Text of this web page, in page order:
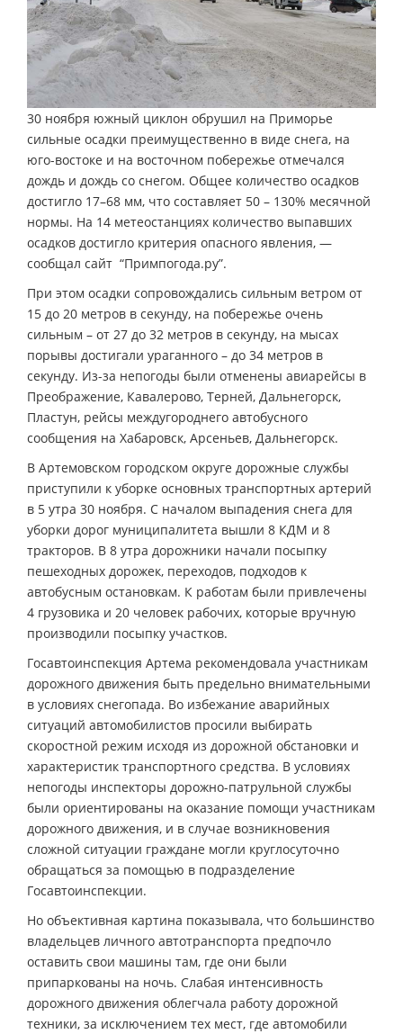
30 ноября южный циклон обрушил на Приморье
сильные осадки преимущественно в виде снега, на
юго-востоке и на восточном побережье отмечался
дождь и дождь со снегом. Общее количество осадков
достигло 17–68 мм, что составляет 50 – 130% месячной
нормы. На 14 метеостанциях количество выпавших
осадков достигло критерия опасного явления, —
сообщал сайт “Примпогода.ру”.
При этом осадки сопровождались сильным ветром от
15 до 20 метров в секунду, на побережье очень
сильным – от 27 до 32 метров в секунду, на мысах
порывы достигали ураганного – до 34 метров в
секунду. Из-за непогоды были отменены авиарейсы в
Преображение, Кавалерово, Терней, Дальнегорск,
Пластун, рейсы междугороднего автобусного
сообщения на Хабаровск, Арсеньев, Дальнегорск.
В Артемовском городском округе дорожные службы
приступили к уборке основных транспортных артерий
в 5 утра 30 ноября. С началом выпадения снега для
уборки дорог муниципалитета вышли 8 КДМ и 8
тракторов. В 8 утра дорожники начали посыпку
пешеходных дорожек, переходов, подходов к
автобусным остановкам. К работам были привлечены
4 грузовика и 20 человек рабочих, которые вручную
производили посыпку участков.
Госавтоинспекция Артема рекомендовала участникам
дорожного движения быть предельно внимательными
в условиях снегопада. Во избежание аварийных
ситуаций автомобилистов просили выбирать
скоростной режим исходя из дорожной обстановки и
характеристик транспортного средства. В условиях
непогоды инспекторы дорожно-патрульной службы
были ориентированы на оказание помощи участникам
дорожного движения, и в случае возникновения
сложной ситуации граждане могли круглосуточно
обращаться за помощью в подразделение
Госавтоинспекции.
Но объективная картина показывала, что большинство
владельцев личного автотранспорта предпочло
оставить свои машины там, где они были
припаркованы на ночь. Слабая интенсивность
дорожного движения облегчала работу дорожной
техники, за исключением тех мест, где автомобили